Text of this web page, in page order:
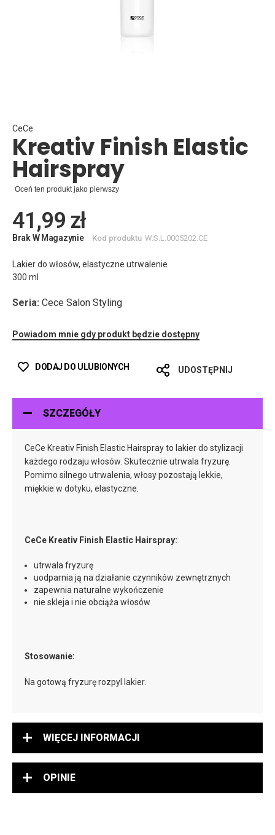
beginning
of
the
images
gallery
CeCe
Kreativ Finish Elastic
Hairspray
Oceń ten produkt jako pierwszy
41,99 zł
Brak W Magazynie Kod produktu W.S.L.0005202.CE
Lakier do włosów, elastyczne utrwalenie
300 ml
Seria: Cece Salon Styling
Powiadom mnie gdy produkt będzie dostępny
DODAJ DO ULUBIONYCH UDOSTĘPNIJ
SZCZEGÓŁY
CeCe Kreativ Finish Elastic Hairspray to lakier do stylizacji
każdego rodzaju włosów. Skutecznie utrwala fryzurę.
Pomimo silnego utrwalenia, włosy pozostają lekkie,
miękkie w dotyku, elastyczne.
CeCe Kreativ Finish Elastic Hairspray:
utrwala fryzurę
uodparnia ją na działanie czynników zewnętrznych
zapewnia naturalne wykończenie
nie skleja i nie obciąża włosów
Stosowanie:
Na gotową fryzurę rozpyl lakier.
WIĘCEJ INFORMACJI
OPINIE